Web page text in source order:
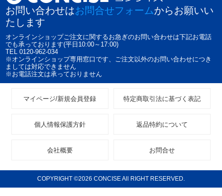
お問い合わせはお問合せフォームからお願いい
たします
オンラインショップご注文に関するお急ぎのお問い合わせは下記お電話
でも承っております(平日10:00～17:00)
TEL 0120-962-034
※オンラインショップ専用窓口です、ご注文以外のお問い合わせにつき
ましては対応できません
※お電話注文は承っておりません
マイページ/新規会員登録 特定商取引法に基づく表記
個人情報保護方針 返品特約について
会社概要 お問合せ
COPYRIGHT ©2026 CONCISE All RIGHT RESERVED.